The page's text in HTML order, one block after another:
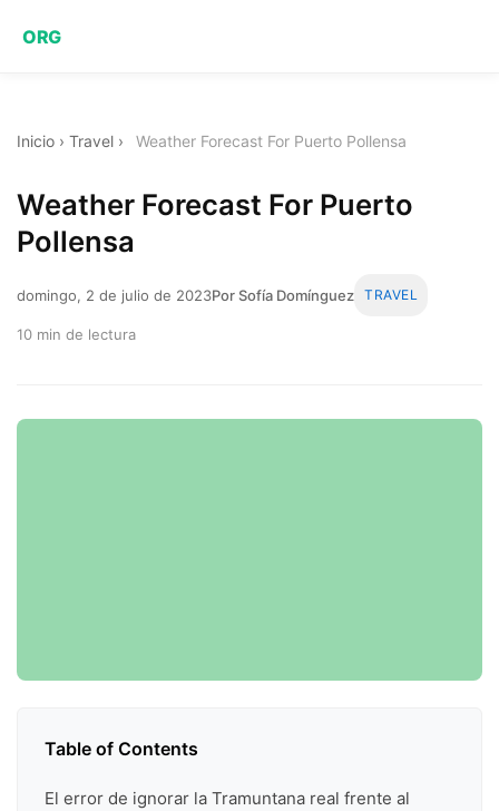
ORG
Inicio › Travel › Weather Forecast For Puerto Pollensa
Weather Forecast For Puerto
Pollensa
domingo, 2 de julio de 2023Por Sofía Domínguez TRAVEL
10 min de lectura
Table of Contents
El error de ignorar la Tramuntana real frente al